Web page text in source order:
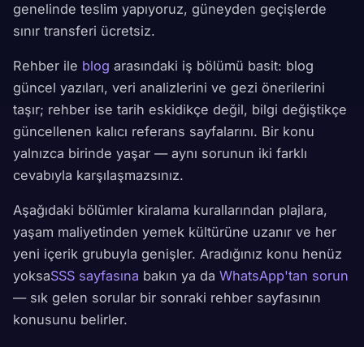
genelinde teslim yapıyoruz, güneyden geçişlerde
sınır transferi ücretsiz.
Rehber ile blog arasındaki iş bölümü basit: blog
güncel yazıları, veri analizlerini ve gezi önerilerini
taşır; rehber ise tarih eskidikçe değil, bilgi değiştikçe
güncellenen kalıcı referans sayfalarını. Bir konu
yalnızca birinde yaşar — aynı sorunun iki farklı
cevabıyla karşılaşmazsınız.
Aşağıdaki bölümler kiralama kurallarından plajlara,
yaşam maliyetinden yemek kültürüne uzanır ve her
yeni içerik grubuyla genişler. Aradığınız konu henüz
yoksaSSS sayfasına bakın ya da WhatsApp'tan sorun
— sık gelen sorular bir sonraki rehber sayfasının
konusunu belirler.